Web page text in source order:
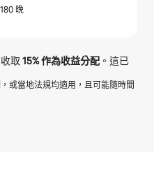
晚
取 15%作為收益分配 。這已
或當地法規均適用，且可能隨時間